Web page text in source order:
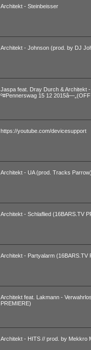
Architekt - Steinbeisser
Architekt - Johnson (prod. by DJ
Jaspa feat. Dray Durch & Architekt
º#Pennerswag 15 12
https://youtube.com/devicesupport
Architekt - UA (prod. Tracks
Architekt - Schlaflied (16BARS.TV
Architekt - Partyalarm (16BARS.TV
Architekt feat. Lakmann -
PREMIERE)
Architekt - HITS // prod. by Mekkro